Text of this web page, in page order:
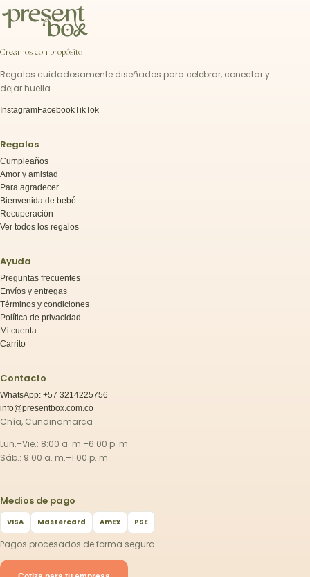
Creamos con propósito
Regalos cuidadosamente diseñados para celebrar, conectar y
dejar huella.
InstagramFacebookTikTok
Regalos
Cumpleaños
Amor y amistad
Para agradecer
Bienvenida de bebé
Recuperación
Ver todos los regalos
Ayuda
Preguntas frecuentes
Envíos y entregas
Términos y condiciones
Política de privacidad
Mi cuenta
Carrito
Contacto
WhatsApp: +57 3214225756
info@presentbox.com.co
Chía, Cundinamarca
Lun.–Vie.: 8:00 a. m.–6:00 p. m.
Sáb.: 9:00 a. m.–1:00 p. m.
Medios de pago
VISA Mastercard AmEx PSE
Pagos procesados de forma segura.